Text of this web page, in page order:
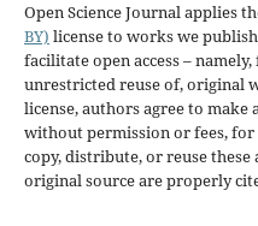
Open Science Journal applies
BY) license to works we
facilitate open access –
unrestricted reuse of, original
license, authors agree to
without permission or fees,
copy, distribute, or reuse these
original source are properly